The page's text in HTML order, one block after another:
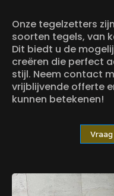
Onze tegelzetters
soorten tegels, van
Dit biedt u de
creëren die perfect
stijl. Neem contact
vrijblijvende offerte
kunnen betekenen!